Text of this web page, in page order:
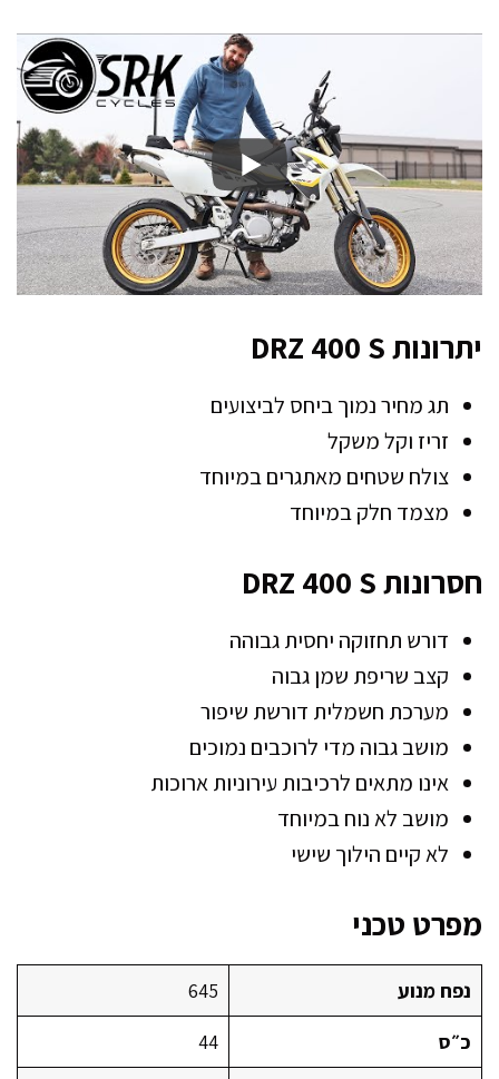
יתרונות DRZ 400 S
תג מחיר נמוך ביחס לביצועים
זריז וקל משקל
צולח שטחים מאתגרים במיוחד
מצמד חלק במיוחד
חסרונות DRZ 400 S
דורש תחזוקה יחסית גבוהה
קצב שריפת שמן גבוה
מערכת חשמלית דורשת שיפור
מושב גבוה מדי לרוכבים נמוכים
אינו מתאים לרכיבות עירוניות ארוכות
מושב לא נוח במיוחד
לא קיים הילוך שישי
מפרט טכני
נפח מנוע
645
כ״ס
44